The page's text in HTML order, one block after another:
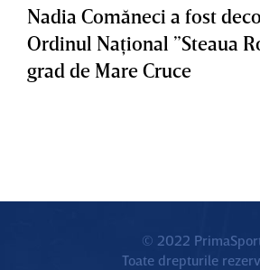
Nadia Comăneci a fost
Ordinul Naţional ”Steaua
grad de Mare Cruce
© 2022
Toate drepturile